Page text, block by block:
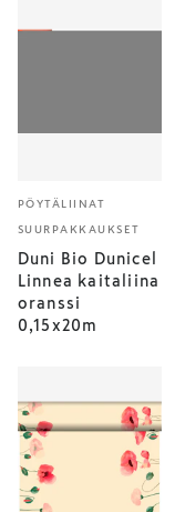
PÖYTÄLIINAT
SUURPAKKAUKSET
Duni Bio Dunicel
Linnea kaitaliina
oranssi
0,15x20m